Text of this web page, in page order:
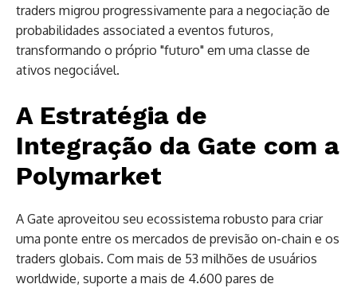
traders migrou progressivamente para a negociação de
probabilidades associated a eventos futuros,
transformando o próprio "futuro" em uma classe de
ativos negociável.
A Estratégia de
Integração da Gate com a
Polymarket
A Gate aproveitou seu ecossistema robusto para criar
uma ponte entre os mercados de previsão on-chain e os
traders globais. Com mais de 53 milhões de usuários
worldwide, suporte a mais de 4.600 pares de